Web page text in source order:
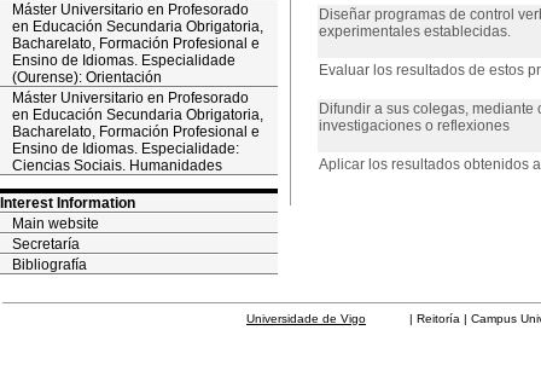
Máster Universitario en Profesorado
en Educación Secundaria Obrigatoria,
Bacharelato, Formación Profesional e
Ensino de Idiomas. Especialidade
(Ourense): Orientación
Máster Universitario en Profesorado
en Educación Secundaria Obrigatoria,
Bacharelato, Formación Profesional e
Ensino de Idiomas. Especialidade:
Ciencias Sociais. Humanidades
Interest Information
Main website
Secretaría
Bibliografía
Diseñar programas de control
experimentales establecidas.
Evaluar los resultados de estos
Difundir a sus colegas,
investigaciones o reflexiones
Aplicar los resultados obtenidos
Universidade de Vigo | Reitoría | Campus